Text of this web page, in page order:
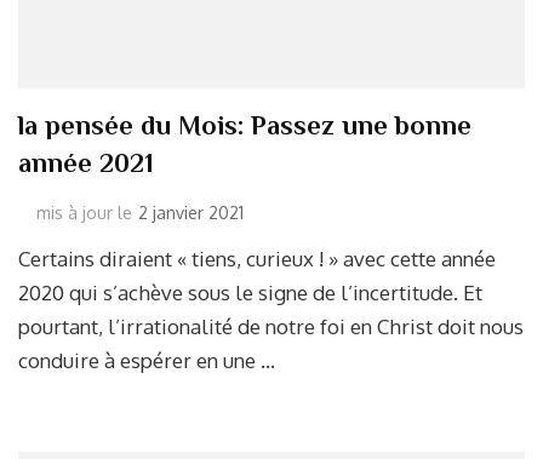
la pensée du Mois: Passez une bonne
année 2021
mis à jour le 2 janvier 2021
Certains diraient « tiens, curieux ! » avec cette année
2020 qui s’achève sous le signe de l’incertitude. Et
pourtant, l’irrationalité de notre foi en Christ doit nous
conduire à espérer en une …